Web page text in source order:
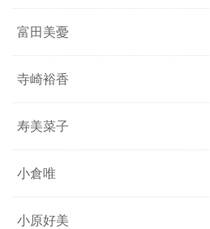
富田美憂
寺崎裕香
寿美菜子
小倉唯
小原好美